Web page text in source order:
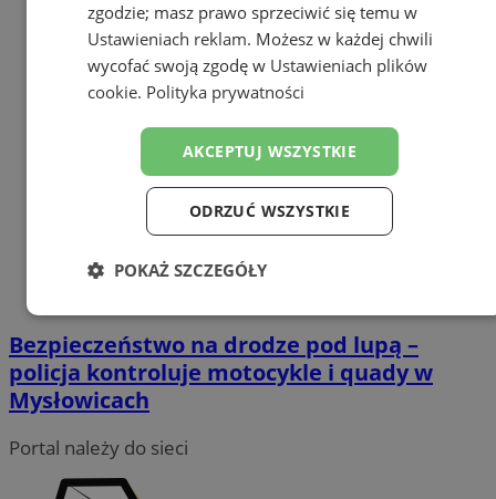
Bezpieczeństwo na drodze pod lupą –
policja kontroluje motocykle i quady w
Mysłowicach
Portal należy do sieci
zgodzie; masz prawo sprzeciwić się temu w
Ustawieniach reklam. Możesz w każdej chwili
wycofać swoją zgodę w Ustawieniach plików
cookie. Polityka prywatności
AKCEPTUJ WSZYSTKIE
ODRZUĆ WSZYSTKIE
POKAŻ SZCZEGÓŁY
Niezbędne Wydajność Targetowanie
Funkcjonalność